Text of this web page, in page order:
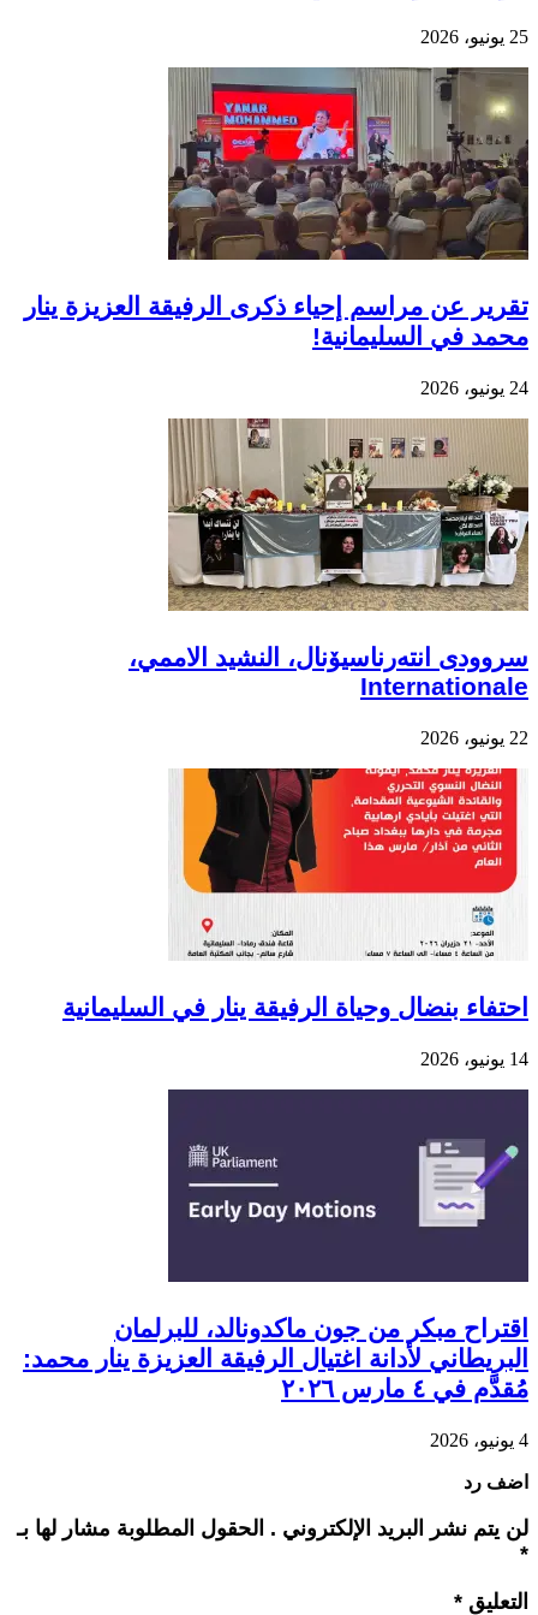
25 يونيو، 2026
تقرير عن مراسم إحياء ذكرى الرفيقة العزيزة ينار
محمد في السليمانية!
24 يونيو، 2026
سروودی انتەرناسیۆنال، النشيد الاممي،
Internationale
22 يونيو، 2026
احتفاء بنضال وحياة الرفيقة ينار في السليمانية
14 يونيو، 2026
اقتراح مبكر من جون ماكدونالد، للبرلمان
البريطاني لأدانة اغتيال الرفيقة العزيزة ينار محمد:
مُقدَّم في ٤ مارس ٢٠٢٦
4 يونيو، 2026
اضف رد
لن يتم نشر البريد الإلكتروني . الحقول المطلوبة مشار لها بـ
*
التعليق *